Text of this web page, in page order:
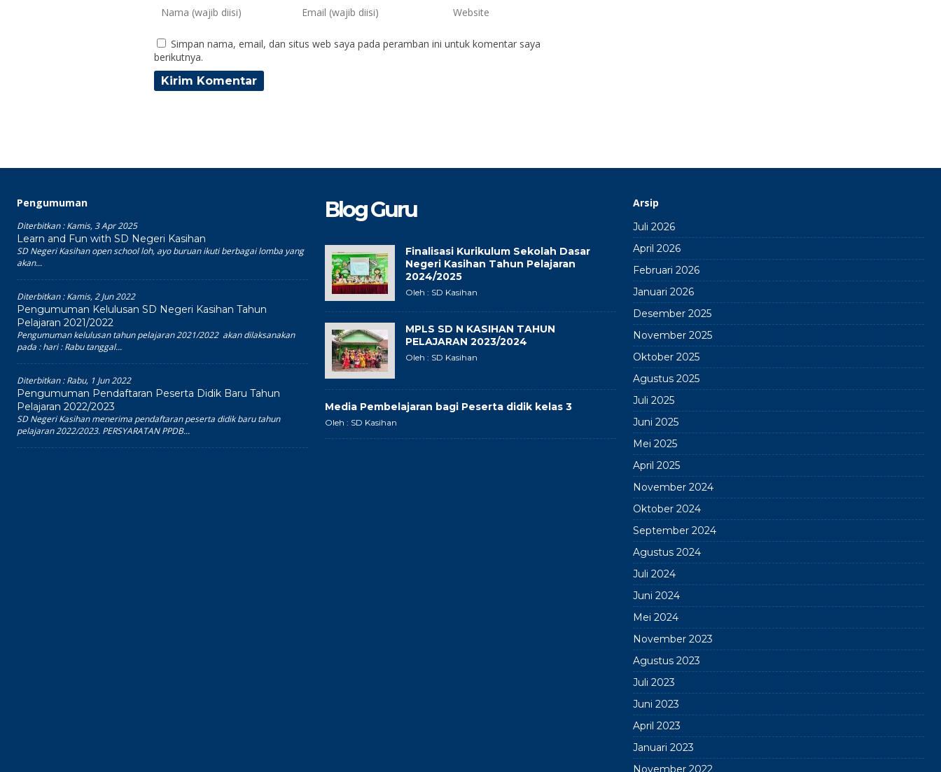
Simpan nama, email, dan situs web saya pada peramban ini untuk komentar saya
berikutnya.
Pengumuman
Diterbitkan :Kamis, 3 Apr 2025
Learn and Fun with SD Negeri Kasihan
SD Negeri Kasihan open school loh, ayo buruan ikuti berbagai lomba yang
akan...
Diterbitkan :Kamis, 2 Jun 2022
Pengumuman Kelulusan SD Negeri Kasihan Tahun
Pelajaran 2021/2022
Pengumuman kelulusan tahun pelajaran 2021/2022 akan dilaksanakan
pada : hari : Rabu tanggal...
Diterbitkan :Rabu, 1 Jun 2022
Pengumuman Pendaftaran Peserta Didik Baru Tahun
Pelajaran 2022/2023
SD Negeri Kasihan menerima pendaftaran peserta didik baru tahun
pelajaran 2022/2023. PERSYARATAN PPDB...
Blog Guru
Finalisasi Kurikulum Sekolah Dasar
Negeri Kasihan Tahun Pelajaran
2024/2025
Oleh : SD Kasihan
MPLS SD N KASIHAN TAHUN
PELAJARAN 2023/2024
Oleh : SD Kasihan
Media Pembelajaran bagi Peserta didik kelas 3
Oleh : SD Kasihan
Arsip
Juli 2026
April 2026
Februari 2026
Januari 2026
Desember 2025
November 2025
Oktober 2025
Agustus 2025
Juli 2025
Juni 2025
Mei 2025
April 2025
November 2024
Oktober 2024
September 2024
Agustus 2024
Juli 2024
Juni 2024
Mei 2024
November 2023
Agustus 2023
Juli 2023
Juni 2023
April 2023
Januari 2023
November 2022